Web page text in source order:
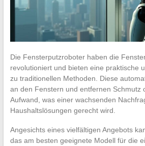
Die Fensterputzroboter haben die
revolutioniert und bieten eine praktische
zu traditionellen Methoden. Diese
an den Fenstern und entfernen Schmutz
Aufwand, was einer wachsenden
Haushaltslösungen gerecht wird.
Angesichts eines vielfältigen Angebots
das am besten geeignete Modell für die